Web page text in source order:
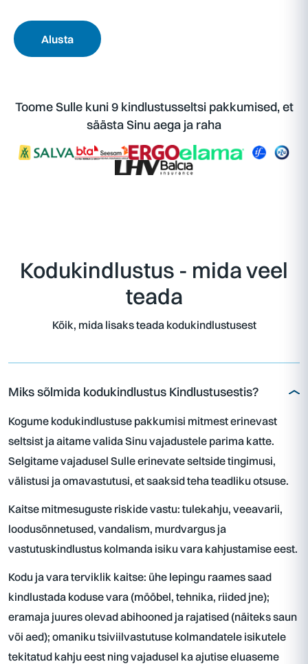
Alusta
Toome Sulle kuni 9 kindlustusseltsi pakkumised, et
säästa Sinu aega ja raha
Kodukindlustus - mida veel
teada
Kõik, mida lisaks teada kodukindlustusest
Miks sõlmida kodukindlustus Kindlustusestis?
Kogume kodukindlustuse pakkumisi mitmest erinevast
seltsist ja aitame valida Sinu vajadustele parima katte.
Selgitame vajadusel Sulle erinevate seltside tingimusi,
välistusi ja omavastutusi, et saaksid teha teadliku otsuse.
Kaitse mitmesuguste riskide vastu: tulekahju, veeavarii,
loodusõnnetused, vandalism, murdvargus ja
vastutuskindlustus kolmanda isiku vara kahjustamise eest.
Kodu ja vara terviklik kaitse: ühe lepingu raames saad
kindlustada koduse vara (mööbel, tehnika, riided jne);
eramaja juures olevad abihooned ja rajatised (näiteks saun
või aed); omaniku tsiviilvastutuse kolmandatele isikutele
tekitatud kahju eest ning vajadusel ka ajutise eluaseme